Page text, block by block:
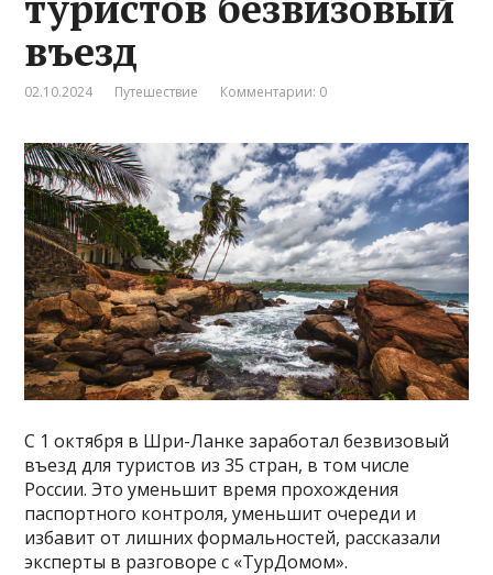
въезд
02.10.2024 Путешествие Комментарии: 0
С 1 октября в Шри-Ланке заработал безвизовый
въезд для туристов из 35 стран, в том числе
России. Это уменьшит время прохождения
паспортного контроля, уменьшит очереди и
избавит от лишних формальностей, рассказали
эксперты в разговоре с «ТурДомом».